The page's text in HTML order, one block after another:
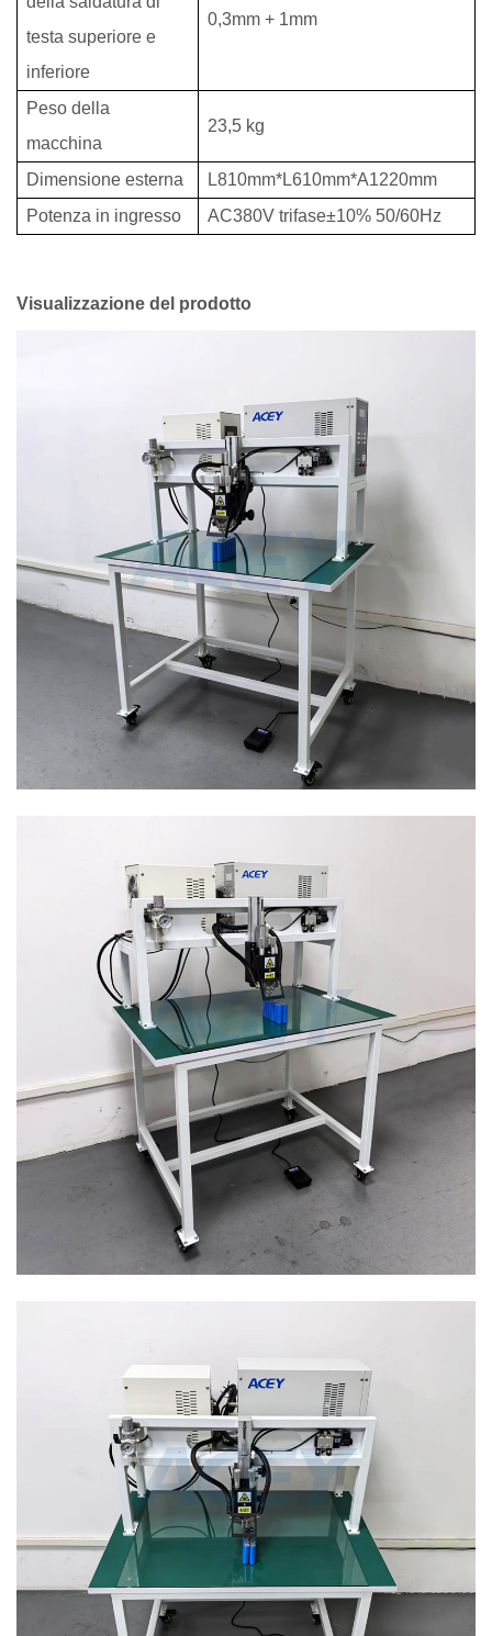
testa superiore e
inferiore
0,3mm + 1mm
Peso della
macchina
23,5 kg
Dimensione esterna
L810mm*L610mm*A1220mm
Potenza in ingresso
AC380V trifase±10% 50/60Hz
Visualizzazione del prodotto